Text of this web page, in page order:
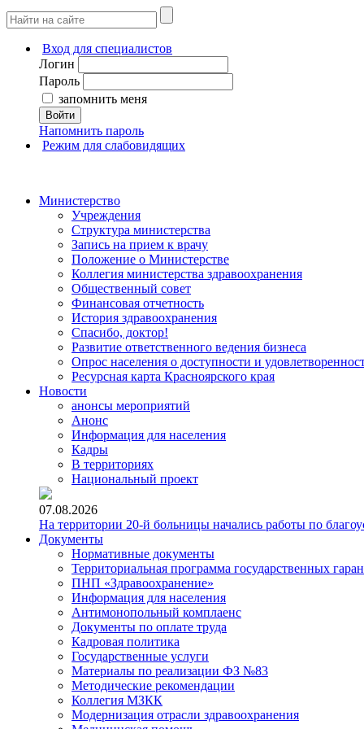
Вход для специалистов
Логин
Пароль
запомнить меня
Войти
Напомнить пароль
Режим для слабовидящих
Министерство
Учреждения
Структура министерства
Запись на прием к врачу
Положение о Министерстве
Коллегия министерства здравоохранения
Общественный совет
Финансовая отчетность
История здравоохранения
Спасибо, доктор!
Развитие ответственного ведения бизнеса
Опрос населения о доступности и
Ресурсная карта Красноярского края
Новости
анонсы мероприятий
Анонс
Информация для населения
Кадры
В территориях
Национальный проект
07.08.2026
На территории 20-й больницы начались работы по
Документы
Нормативные документы
Территориальная программа государственных
ПНП «Здравоохранение»
Информация для населения
Антимонопольный комплаенс
Документы по оплате труда
Кадровая политика
Государственные услуги
Материалы по реализации ФЗ №83
Методические рекомендации
Коллегия МЗКК
Модернизация отрасли здравоохранения